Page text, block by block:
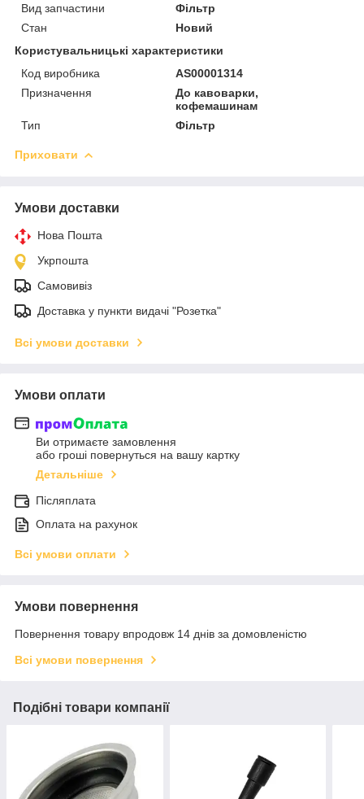
Вид запчастини
Фільтр
Стан
Новий
Користувальницькі характеристики
Код виробника
AS00001314
Призначення
До кавоварки,
кофемашинам
Тип
Фільтр
Приховати
Умови доставки
Нова Пошта
Укрпошта
Самовивіз
Доставка у пункти видачі "Розетка"
Всі умови доставки
Умови оплати
Ви отримаєте замовлення
або гроші повернуться на вашу картку
Детальніше
Післяплата
Оплата на рахунок
Всі умови оплати
Умови повернення
Повернення товару впродовж 14 днів за домовленістю
Всі умови повернення
Подібні товари компанії